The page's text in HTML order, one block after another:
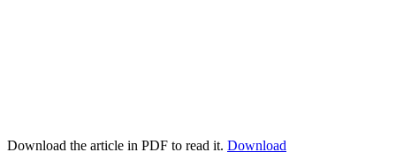
Download the article in PDF to read it. Download